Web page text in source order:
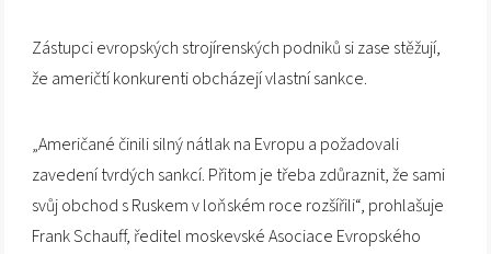
Zástupci evropských strojírenských podniků si zase stěžují,
že američtí konkurenti obcházejí vlastní sankce.
„Američané činili silný nátlak na Evropu a požadovali
zavedení tvrdých sankcí. Přitom je třeba zdůraznit, že sami
svůj obchod s Ruskem v loňském roce rozšířili“, prohlašuje
Frank Schauff, ředitel moskevské Asociace Evropského